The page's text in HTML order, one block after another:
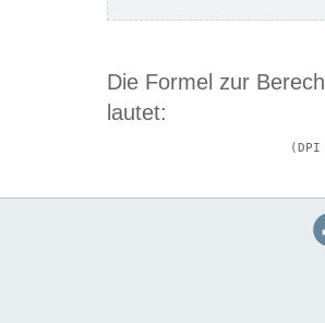
Die Formel zur
lautet: